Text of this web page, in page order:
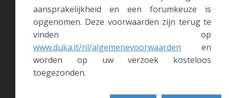
Nieuw bij Duka! Brons glas voor de
natura 4000
Mi, 28 Mai 2025
aansprakelijkheid en een forumkeuze is
opgenomen. Deze voorwaarden zijn terug te
vinden op
www.duka.it/nl/algemenevoorwaarden en
worden op uw verzoek kosteloos
toegezonden.